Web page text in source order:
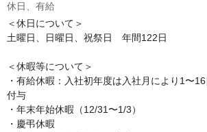
休日、有給
＜休日について＞
土曜日、日曜日、祝祭日　年間122日
＜休暇等について＞
・有給休暇：入社初年度は入社月により1〜
付与
・年末年始休暇（12/31〜1/3）
・慶弔休暇